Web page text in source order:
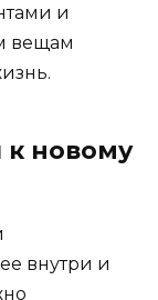
и
вещам
к новому
внутри и